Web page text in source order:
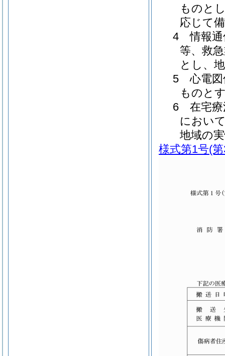
ものと
応じて
4 情報通
等、救
とし、
5 心電図
ものと
6 在宅療
におい
地域の
様式第1号(